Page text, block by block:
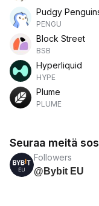
Pudgy
PENGU
Block Street
BSB
Hyperliquid
HYPE
Plume
PLUME
Seuraa meitä
Followers
@Bybit EU